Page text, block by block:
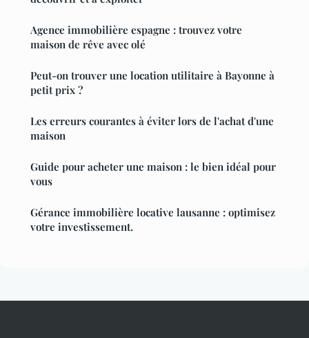
Agence immobilière espagne : trouvez votre
maison de rêve avec olé
Peut-on trouver une location utilitaire à Bayonne à
petit prix ?
Les erreurs courantes à éviter lors de l'achat d'une
maison
Guide pour acheter une maison : le bien idéal pour
vous
Gérance immobilière locative lausanne : optimisez
votre investissement.